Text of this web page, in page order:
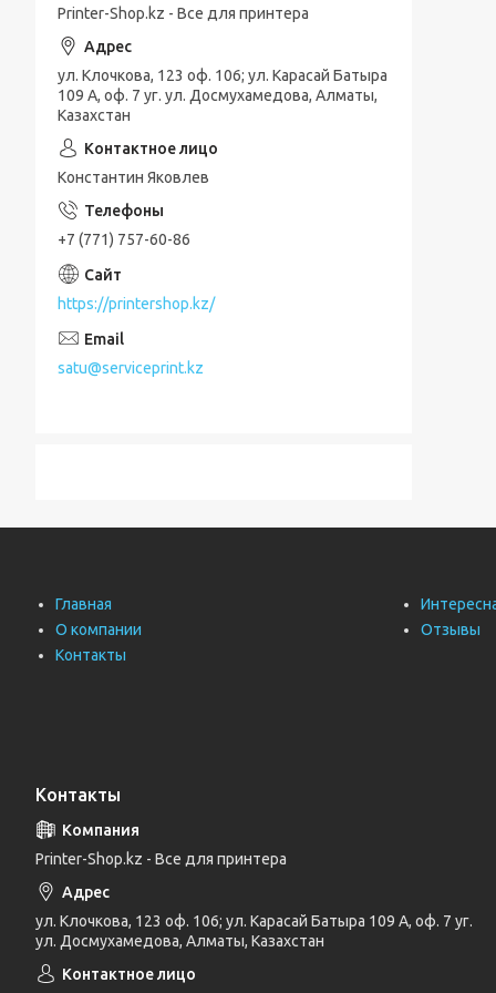
Printer-Shop.kz - Все для принтера
ул. Клочкова, 123 оф. 106; ул. Карасай Батыра
109 А, оф. 7 уг. ул. Досмухамедова, Алматы,
Казахстан
Константин Яковлев
+7 (771) 757-60-86
https://printershop.kz/
satu@serviceprint.kz
Главная
О компании
Контакты
Отзывы
Контакты
Printer-Shop.kz - Все для принтера
ул. Клочкова, 123 оф. 106; ул. Карасай Батыра 109 А, оф. 7 уг.
ул. Досмухамедова, Алматы, Казахстан